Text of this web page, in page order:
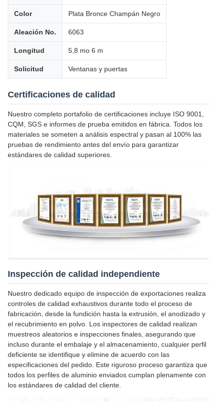
Color Plata Bronce Champán Negro
Aleación No. 6063
Longitud 5,8 mo 6 m
Solicitud Ventanas y puertas
Certificaciones de calidad
Nuestro completo portafolio de certificaciones incluye ISO 9001,
CQM, SGS e informes de prueba emitidos en fábrica. Todos los
materiales se someten a análisis espectral y pasan al 100% las
pruebas de rendimiento antes del envío para garantizar
estándares de calidad superiores.
Inspección de calidad independiente
Nuestro dedicado equipo de inspección de exportaciones realiza
controles de calidad exhaustivos durante todo el proceso de
fabricación, desde la fundición hasta la extrusión, el anodizado y
el recubrimiento en polvo. Los inspectores de calidad realizan
muestreos aleatorios e inspecciones finales, asegurando que
incluso durante el embalaje y el almacenamiento, cualquier perfil
deficiente se identifique y elimine de acuerdo con las
especificaciones del pedido. Este riguroso proceso garantiza que
todos los perfiles de aluminio enviados cumplan plenamente con
los estándares de calidad del cliente.